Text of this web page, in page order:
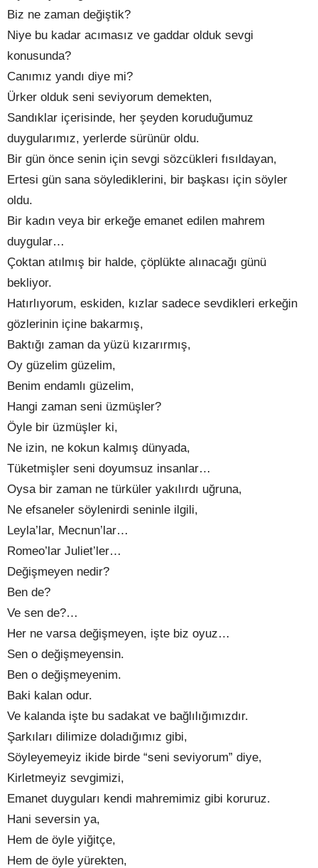
Biz ne zaman değiştik?
Niye bu kadar acımasız ve gaddar olduk sevgi
konusunda?
Canımız yandı diye mi?
Ürker olduk seni seviyorum demekten,
Sandıklar içerisinde, her şeyden koruduğumuz
duygularımız, yerlerde sürünür oldu.
Bir gün önce senin için sevgi sözcükleri fısıldayan,
Ertesi gün sana söylediklerini, bir başkası için söyler
oldu.
Bir kadın veya bir erkeğe emanet edilen mahrem
duygular…
Çoktan atılmış bir halde, çöplükte alınacağı günü
bekliyor.
Hatırlıyorum, eskiden, kızlar sadece sevdikleri erkeğin
gözlerinin içine bakarmış,
Baktığı zaman da yüzü kızarırmış,
Oy güzelim güzelim,
Benim endamlı güzelim,
Hangi zaman seni üzmüşler?
Öyle bir üzmüşler ki,
Ne izin, ne kokun kalmış dünyada,
Tüketmişler seni doyumsuz insanlar…
Oysa bir zaman ne türküler yakılırdı uğruna,
Ne efsaneler söylenirdi seninle ilgili,
Leyla’lar, Mecnun’lar…
Romeo’lar Juliet’ler…
Değişmeyen nedir?
Ben de?
Ve sen de?…
Her ne varsa değişmeyen, işte biz oyuz…
Sen o değişmeyensin.
Ben o değişmeyenim.
Baki kalan odur.
Ve kalanda işte bu sadakat ve bağlılığımızdır.
Şarkıları dilimize doladığımız gibi,
Söyleyemeyiz ikide birde “seni seviyorum” diye,
Kirletmeyiz sevgimizi,
Emanet duyguları kendi mahremimiz gibi koruruz.
Hani seversin ya,
Hem de öyle yiğitçe,
Hem de öyle yürekten,